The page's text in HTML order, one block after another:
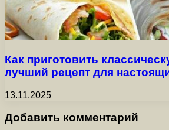
Как приготовить
лучший рецепт для
13.11.2025
Добавить комментарий